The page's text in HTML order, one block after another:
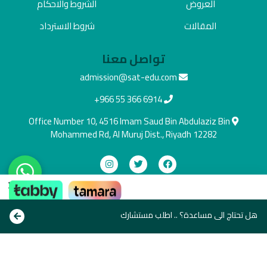
العروض
المقالات
الشروط والاحكام
شروط الاسترداد
تواصل معنا
admission@sat-edu.com
+966 55 366 6914
Office Number 10, 4516 Imam Saud Bin Abdulaziz Bin
Mohammed Rd, Al Muruj Dist., Riyadh 12282
دفع آمن
هل تحتاج الى مساعدة؟ .. اطلب مستشارك
×